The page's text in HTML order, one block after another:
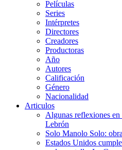
Películas
Series
Intérpretes
Directores
Creadores
Productoras
Año
Autores
Calificación
Género
Nacionalidad
Articulos
Algunas reflexiones
Lebrón
Solo Manolo Solo:
Estados Unidos